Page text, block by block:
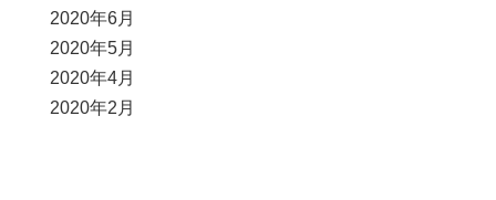
2020年6月
2020年5月
2020年4月
2020年2月